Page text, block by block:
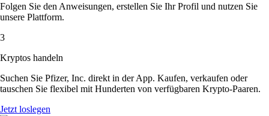
Folgen Sie den Anweisungen, erstellen Sie Ihr Profil und nutzen Sie
unsere Plattform.
3
Kryptos handeln
Suchen Sie Pfizer, Inc. direkt in der App. Kaufen, verkaufen oder
tauschen Sie flexibel mit Hunderten von verfügbaren Krypto-Paaren.
Jetzt loslegen